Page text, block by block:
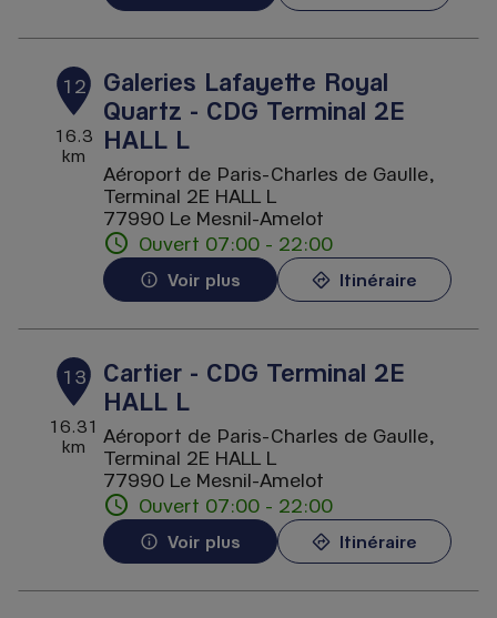
12
16.3
km
Galeries Lafayette Royal
Quartz - CDG Terminal 2E
HALL L
Aéroport de Paris-Charles de Gaulle,
Terminal 2E HALL L
77990 Le Mesnil-Amelot
Ouvert 07:00 - 22:00
Voir plus Itinéraire
13
16.31
km
Cartier - CDG Terminal 2E
HALL L
Aéroport de Paris-Charles de Gaulle,
Terminal 2E HALL L
77990 Le Mesnil-Amelot
Ouvert 07:00 - 22:00
Voir plus Itinéraire